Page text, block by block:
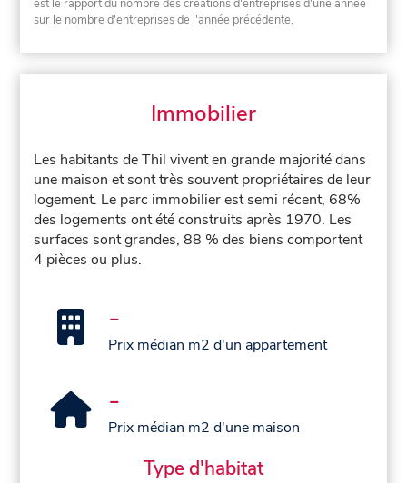
est le rapport du nombre des créations d'entreprises d'une année
sur le nombre d'entreprises de l'année précédente.
Immobilier
Les habitants de Thil vivent en grande majorité dans
une maison et sont très souvent propriétaires de leur
logement. Le parc immobilier est semi récent, 68%
des logements ont été construits après 1970. Les
surfaces sont grandes, 88 % des biens comportent
4 pièces ou plus.
-
Prix médian m2 d'un appartement
-
Prix médian m2 d'une maison
Type d'habitat